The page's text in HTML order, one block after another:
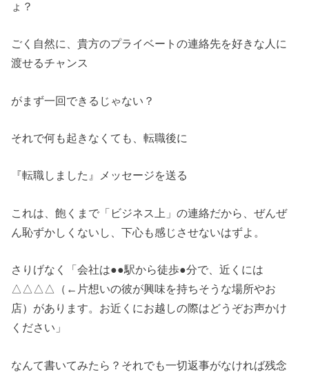
ょ？
ごく自然に、貴方のプライベートの連絡先を好きな人に
渡せるチャンス
がまず一回できるじゃない？
それで何も起きなくても、転職後に
『転職しました』メッセージを送る
これは、飽くまで「ビジネス上」の連絡だから、ぜんぜ
ん恥ずかしくないし、下心も感じさせないはずよ。
さりげなく「会社は●●駅から徒歩●分で、近くには
△△△△（←片想いの彼が興味を持ちそうな場所やお
店）があります。お近くにお越しの際はどうぞお声かけ
ください」
なんて書いてみたら？それでも一切返事がなければ残念